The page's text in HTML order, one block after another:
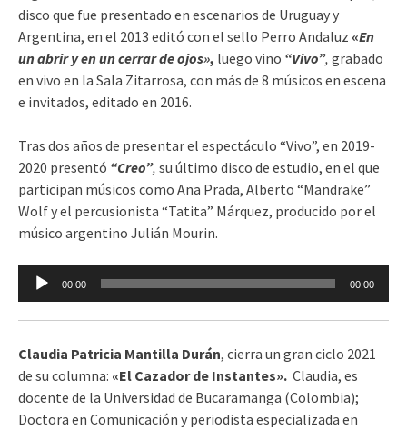
disco que fue presentado en escenarios de Uruguay y
Argentina, en el 2013 editó con el sello Perro Andaluz «En
un abrir y en un cerrar de ojos», luego vino “Vivo”, grabado
en vivo en la Sala Zitarrosa, con más de 8 músicos en escena
e invitados, editado en 2016.
Tras dos años de presentar el espectáculo “Vivo”, en 2019-
2020 presentó “Creo”, su último disco de estudio, en el que
participan músicos como Ana Prada, Alberto “Mandrake”
Wolf y el percusionista “Tatita” Márquez, producido por el
músico argentino Julián Mourin.
Reproductor
audio
00:00 00:00
Claudia Patricia Mantilla Durán, cierra un gran ciclo 2021
de su columna: «El Cazador de Instantes». Claudia, es
docente de la Universidad de Bucaramanga (Colombia);
Doctora en Comunicación y periodista especializada en